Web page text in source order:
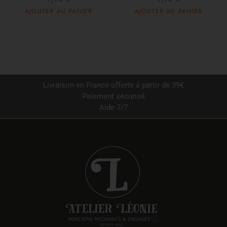
AJOUTER AU PANIER AJOUTER AU PANIER
Livraison en France offerte à partir de 39€
Paiement sécurisé
Aide 7/7